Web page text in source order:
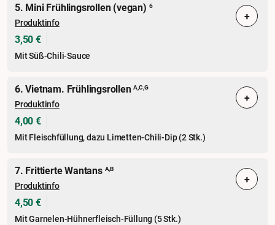
5. Mini Frühlingsrollen (vegan) 6
Produktinfo
3,50 €
Mit Süß-Chili-Sauce
+
6. Vietnam. FrühlingsrollenA,C,G
Produktinfo
4,00 €
Mit Fleischfüllung, dazu Limetten-Chili-Dip (2 Stk.)
+
7. Frittierte Wantans A,B
Produktinfo
4,50 €
Mit Garnelen-Hühnerfleisch-Füllung (5 Stk.)
+